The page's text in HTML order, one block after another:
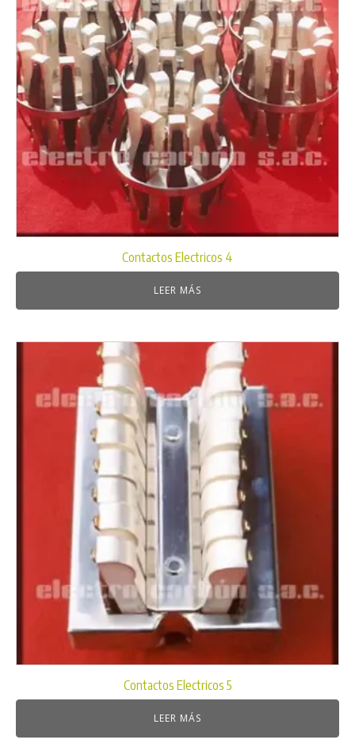
Contactos Electricos 4
LEER MÁS
Contactos Electricos 5
LEER MÁS